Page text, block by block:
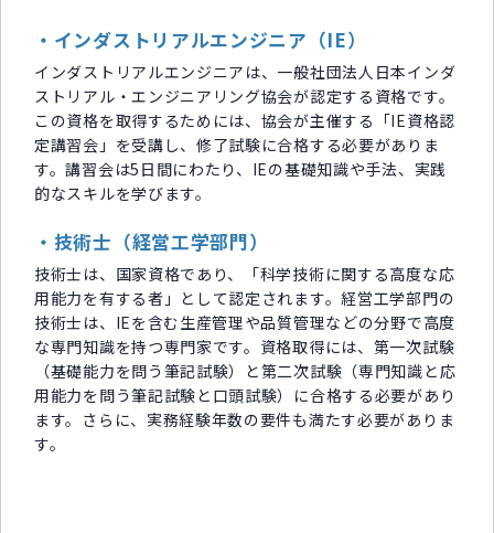
・インダストリアルエンジニア（IE）
インダストリアルエンジニアは、一般社団法人日本インダ
ストリアル・エンジニアリング協会が認定する資格です。
この資格を取得するためには、協会が主催する「IE資格認
定講習会」を受講し、修了試験に合格する必要がありま
す。講習会は5日間にわたり、IEの基礎知識や手法、実践
的なスキルを学びます。
・技術士（経営工学部門）
技術士は、国家資格であり、「科学技術に関する高度な応
用能力を有する者」として認定されます。経営工学部門の
技術士は、IEを含む生産管理や品質管理などの分野で高度
な専門知識を持つ専門家です。資格取得には、第一次試験
（基礎能力を問う筆記試験）と第二次試験（専門知識と応
用能力を問う筆記試験と口頭試験）に合格する必要があり
ます。さらに、実務経験年数の要件も満たす必要がありま
す。